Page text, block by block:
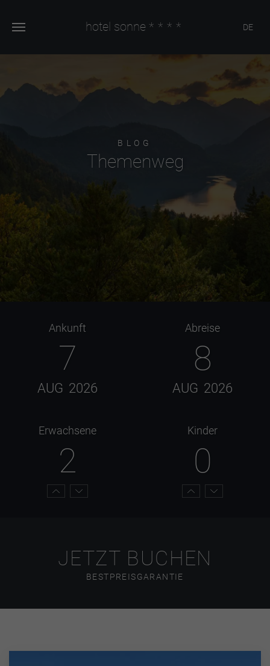
hotel sonne **** DE
BLOG
Themenweg
Ankunft
7
AUG 2026
Abreise
8
AUG 2026
Erwachsene
2
Kinder
0
JETZT BUCHEN
BESTPREISGARANTIE